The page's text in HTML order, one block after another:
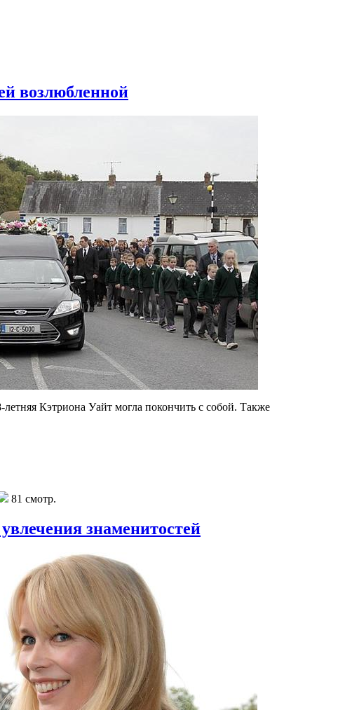
возлюбленной
Кэтриона Уайт могла покончить с собой. Также
81 смотр.
знаменитостей